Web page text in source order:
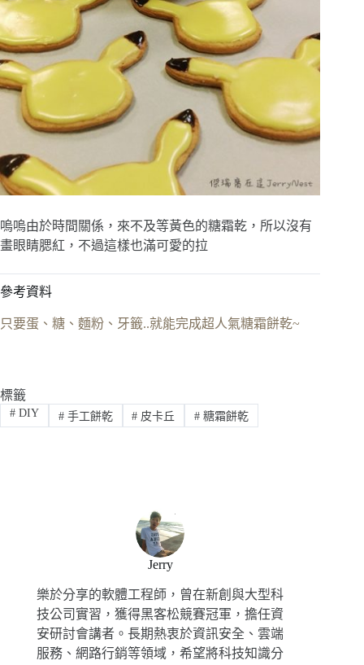
嗚嗚由於時間關係，來不及等黃色的糖霜乾，所以沒有
畫眼睛腮紅，不過這樣也滿可愛的拉
參考資料
只要蛋、糖、麵粉、牙籤..就能完成超人氣糖霜餅乾~
標籤
#DIY #手工餅乾 # 皮卡丘 # 糖霜餅乾
Jerry
樂於分享的軟體工程師，曾在新創與大型科
技公司實習，獲得黑客松競賽冠軍，擔任資
安研討會講者。長期熱衷於資訊安全、雲端
服務、網路行銷等領域，希望將科技知識分